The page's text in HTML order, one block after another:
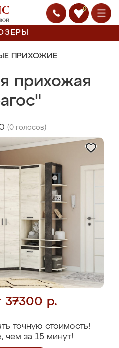
0
ПРИХОЖИЕ
прихожая
(0 голосов)
37300 р.
точную стоимость!
чем за 15 минут!